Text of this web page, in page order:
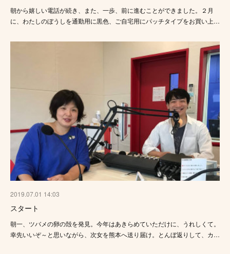
朝から嬉しい電話が続き、また、一歩、前に進むことができました。２月
に、わたしのぼうしを通勤用に黒色、ご自宅用にパッチタイプをお買い上…
2019.07.01 14:03
スタート
朝一、ツバメの卵の殻を発見。今年はあきらめていただけに、うれしくて。
幸先いいぞ～と思いながら、次女を熊本へ送り届け。とんぼ返りして、カ…